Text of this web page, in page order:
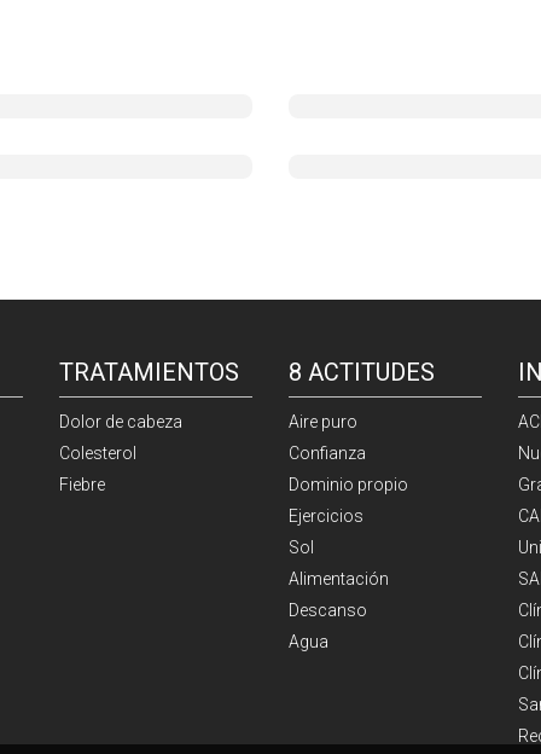
TRATAMIENTOS
Dolor de cabeza
Colesterol
Fiebre
8 ACTITUDES
Aire puro
Confianza
Dominio propio
Ejercicios
Sol
Alimentación
Descanso
Agua